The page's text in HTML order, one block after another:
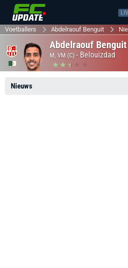
Voetballers Abdelraouf Benguit
Abdelraouf Benguit
M, VM (C) - Belouizdad
Nieuws